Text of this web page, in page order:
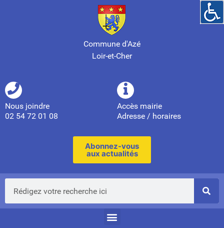
Commune d'Azé
Loir-et-Cher
Nous joindre
02 54 72 01 08
Accès mairie
Adresse / horaires
Abonnez-vous
aux actualités